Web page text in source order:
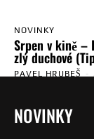
NOVINKY
Srpen v kině –
zlý duchové
PAVEL HRUBEŠ -
NOVINKY